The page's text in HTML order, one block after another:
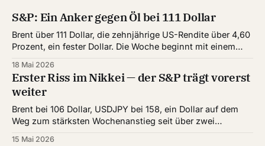
S&P: Ein Anker gegen Öl bei 111 Dollar
Brent über 111 Dollar, die zehnjährige US-Rendite über 4,60
Prozent, ein fester Dollar. Die Woche beginnt mit einem
entscheidet den Wochenstart. Hält die S&P-Struktur dem
Öl- und Renditedruck stand — oder zieht der Stress jetzt
nach? Unsere Einschätzung: Der
18 Mai 2026
Erster Riss im Nikkei — der S&P trägt vorerst
weiter
Brent bei 106 Dollar, USDJPY bei 158, ein Dollar auf dem
Weg zum stärksten Wochenanstieg seit über zwei
15 Mai 2026